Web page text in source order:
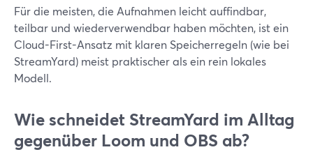
Für die meisten, die Aufnahmen leicht auffindbar,
teilbar und wiederverwendbar haben möchten, ist ein
Cloud-First-Ansatz mit klaren Speicherregeln (wie bei
StreamYard) meist praktischer als ein rein lokales
Modell.
Wie schneidet StreamYard im Alltag
gegenüber Loom und OBS ab?